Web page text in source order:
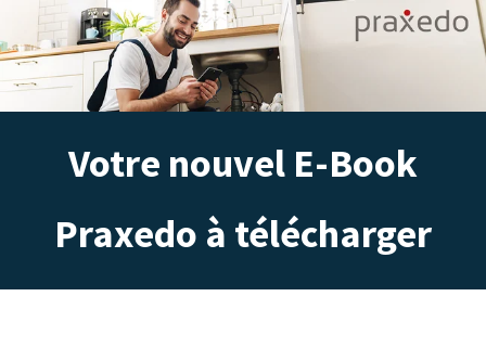
Votre nouvel E-Book
Praxedo à télécharger